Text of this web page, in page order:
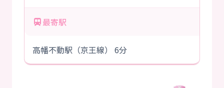
最寄駅
高幡不動駅（京王線） 6分